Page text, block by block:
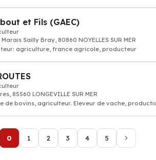
et Fils (GAEC)
Marais Sailly Bray, 80860 NOYELLES SUR MER
agriculture, france agricole, producteur
85560 LONGEVILLE SUR MER
de bovins, agriculteur. Eleveur de vache,
0 1 2 3 4 5